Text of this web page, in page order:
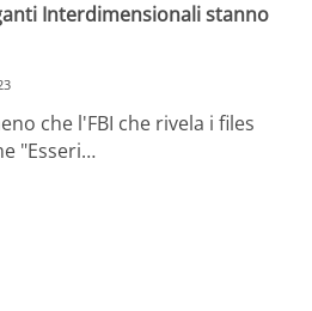
Interdimensionali stanno
che l'FBI che rivela i files
"Esseri…